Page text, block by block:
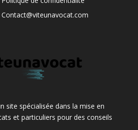
Contact@viteunavocat.com
site spécialisée dans la mise en
et particuliers pour des conseils